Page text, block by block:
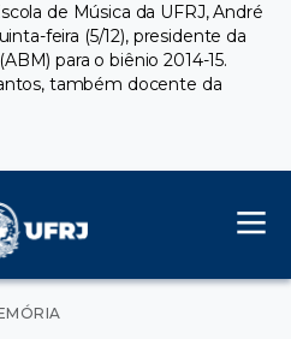
de Música da UFRJ, André
feira (5/12), presidente da
para o biênio 2014-15.
também docente da
Categorias